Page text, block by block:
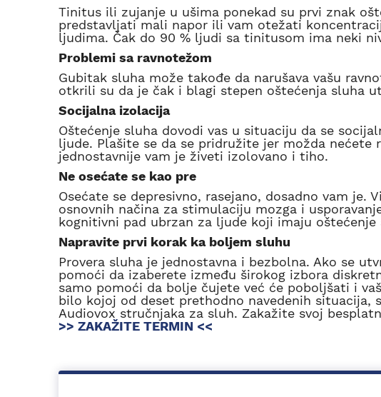
Tinitus ili zujanje u ušima ponekad su prvi znak
predstavljati mali napor ili vam otežati
ljudima. Čak do 90 % ljudi sa tinitusom ima neki
Problemi sa ravnotežom
Gubitak sluha može takođe da narušava vašu
otkrili su da je čak i blagi stepen oštećenja sluha
Socijalna izolacija
Oštećenje sluha dovodi vas u situaciju da se
ljude. Plašite se da se pridružite jer možda nećete
jednostavnije vam je živeti izolovano i tiho.
Ne osećate se kao pre
Osećate se depresivno, rasejano, dosadno vam je.
osnovnih načina za stimulaciju mozga i
kognitivni pad ubrzan za ljude koji imaju
Napravite prvi korak ka boljem sluhu
Provera sluha je jednostavna i bezbolna. Ako se
pomoći da izaberete između širokog izbora
samo pomoći da bolje čujete već će poboljšati i
bilo kojoj od deset prethodno navedenih situacija,
Audiovox stručnjaka za sluh. Zakažite svoj
>> ZAKAŽITE TERMIN <<